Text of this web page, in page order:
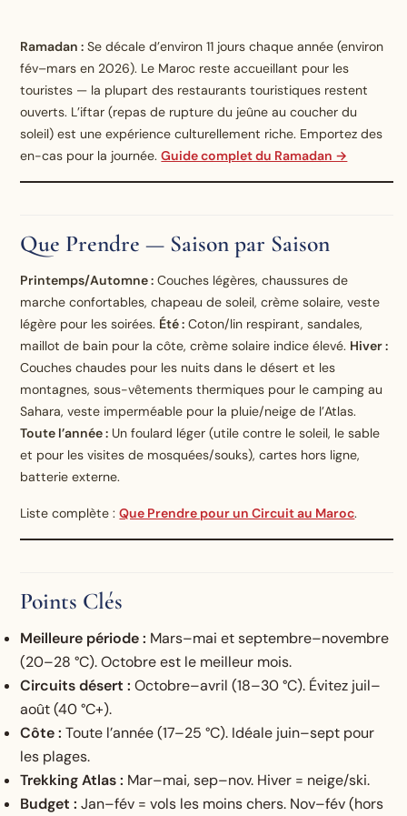
Ramadan : Se décale d’environ 11 jours chaque année (environ
fév–mars en 2026). Le Maroc reste accueillant pour les
touristes — la plupart des restaurants touristiques restent
ouverts. L’iftar (repas de rupture du jeûne au coucher du
soleil) est une expérience culturellement riche. Emportez des
en-cas pour la journée.Guide complet du Ramadan →
Que Prendre — Saison par Saison
Printemps/Automne : Couches légères, chaussures de
marche confortables, chapeau de soleil, crème solaire, veste
légère pour les soirées. Été : Coton/lin respirant, sandales,
maillot de bain pour la côte, crème solaire indice élevé. Hiver :
Couches chaudes pour les nuits dans le désert et les
montagnes, sous-vêtements thermiques pour le camping au
Sahara, veste imperméable pour la pluie/neige de l’Atlas.
Toute l’année : Un foulard léger (utile contre le soleil, le sable
et pour les visites de mosquées/souks), cartes hors ligne,
batterie externe.
Liste complète :Que Prendre pour un Circuit au Maroc.
Points Clés
Meilleure période : Mars–mai et septembre–novembre
(20–28 °C). Octobre est le meilleur mois.
Circuits désert : Octobre–avril (18–30 °C). Évitez juil–
août (40 °C+).
Côte : Toute l’année (17–25 °C). Idéale juin–sept pour
les plages.
Trekking Atlas : Mar–mai, sep–nov. Hiver = neige/ski.
Budget : Jan–fév = vols les moins chers. Nov–fév (hors